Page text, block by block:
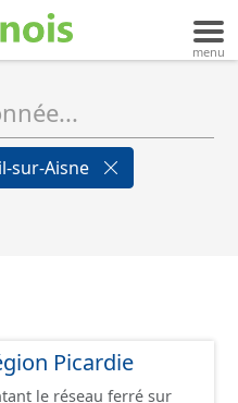
sur-Aisne
Picardie
le réseau ferré sur